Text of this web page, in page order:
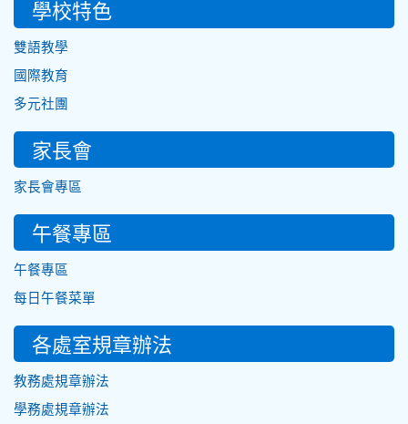
學校特色
雙語教學
國際教育
多元社團
家長會
家長會專區
午餐專區
午餐專區
每日午餐菜單
各處室規章辦法
教務處規章辦法
學務處規章辦法